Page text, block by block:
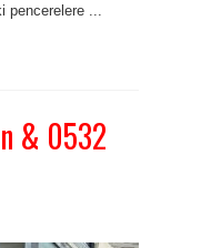
pencerelere ...
& 0532